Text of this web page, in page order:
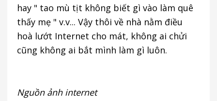
hay " tao mù tịt không biết gì vào làm quê
thấy mẹ " v.v... Vậy thôi về nhà nằm điều
hoà lướt Internet cho mát, không ai chửi
cũng không ai bắt mình làm gì luôn.
Nguồn ảnh internet